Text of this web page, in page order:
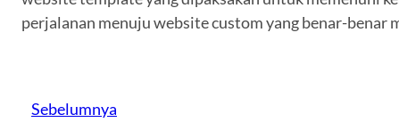
perjalanan menuju website custom yang benar-benar
Sebelumnya